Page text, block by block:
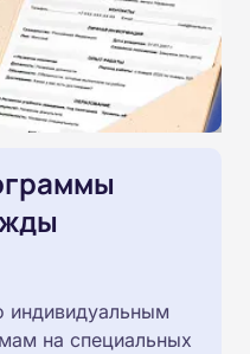
индивидуальным
на специальных